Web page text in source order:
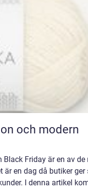
Friday är en av de
är en dag då butiker ger
I denna artikel